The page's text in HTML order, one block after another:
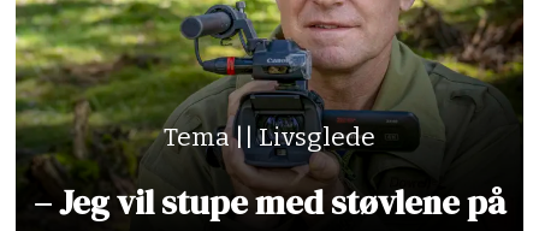
Tema || Livsglede
– Jeg vil stupe med støvlene på